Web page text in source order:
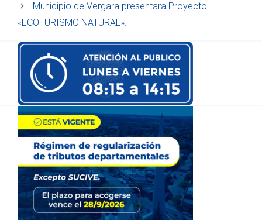
Municipio de Vergara presentara Proyecto
«ECOTURISMO NATURAL».